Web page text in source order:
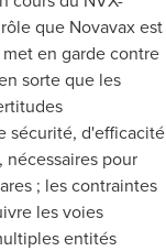
que Novavax est
en garde contre
sorte que les
sécurité, d'efficacité
pour
; les contraintes
les voies
entités